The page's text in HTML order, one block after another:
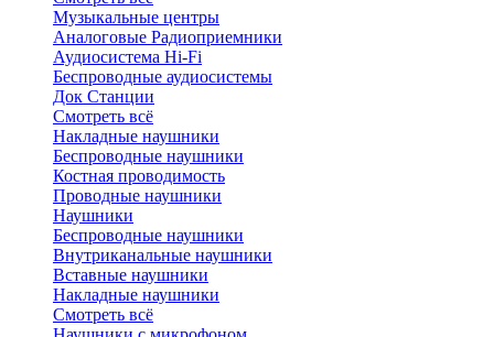
Музыкальные центры
Аналоговые Радиоприемники
Аудиосистема Hi-Fi
Беспроводные аудиосистемы
Док Станции
Смотреть всё
Накладные наушники
Беспроводные наушники
Костная проводимость
Проводные наушники
Наушники
Беспроводные наушники
Внутриканальные наушники
Вставные наушники
Накладные наушники
Смотреть всё